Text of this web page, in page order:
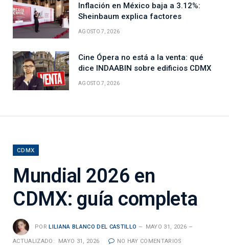
Inflación en México baja a 3.12%:
Sheinbaum explica factores
AGOSTO 7, 2026
Cine Ópera no está a la venta: qué
dice INDAABIN sobre edificios CDMX
AGOSTO 7, 2026
CDMX
Mundial 2026 en
CDMX: guía completa
POR LILIANA BLANCO DEL CASTILLO MAYO 31, 2026
ACTUALIZADO: MAYO 31, 2026 NO HAY COMENTARIOS